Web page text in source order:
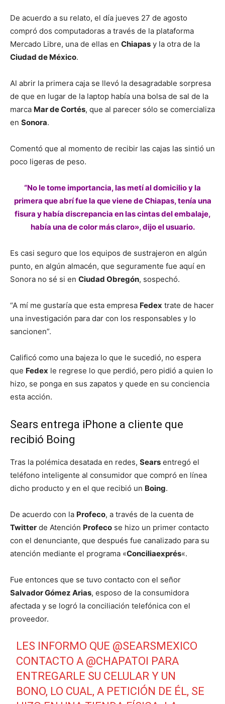
De acuerdo a su relato, el día jueves 27 de agosto
compró dos computadoras a través de la plataforma
Mercado Libre, una de ellas en Chiapas y la otra de la
Ciudad de México.
Al abrir la primera caja se llevó la desagradable sorpresa
de que en lugar de la laptop había una bolsa de sal de la
marca Mar de Cortés, que al parecer sólo se comercializa
en Sonora.
Comentó que al momento de recibir las cajas las sintió un
poco ligeras de peso.
“No le tome importancia, las metí al domicilio y la
primera que abrí fue la que viene de Chiapas, tenía una
fisura y había discrepancia en las cintas del embalaje,
había una de color más claro», dijo el usuario.
Es casi seguro que los equipos de sustrajeron en algún
punto, en algún almacén, que seguramente fue aquí en
Sonora no sé si en Ciudad Obregón, sospechó.
“A mí me gustaría que esta empresa Fedex trate de hacer
una investigación para dar con los responsables y lo
sancionen”.
Calificó como una bajeza lo que le sucedió, no espera
que Fedex le regrese lo que perdió, pero pidió a quien lo
hizo, se ponga en sus zapatos y quede en su conciencia
esta acción.
Sears entrega iPhone a cliente que
recibió Boing
Tras la polémica desatada en redes, Sears entregó el
teléfono inteligente al consumidor que compró en línea
dicho producto y en el que recibió un Boing.
De acuerdo con la Profeco, a través de la cuenta de
Twitter de Atención Profeco se hizo un primer contacto
con el denunciante, que después fue canalizado para su
atención mediante el programa «Conciliaexprés«.
Fue entonces que se tuvo contacto con el señor
Salvador Gómez Arias, esposo de la consumidora
afectada y se logró la conciliación telefónica con el
proveedor.
LES INFORMO QUE @SEARSMEXICO
CONTACTO A @CHAPATOI PARA
ENTREGARLE SU CELULAR Y UN
BONO, LO CUAL, A PETICIÓN DE ÉL, SE